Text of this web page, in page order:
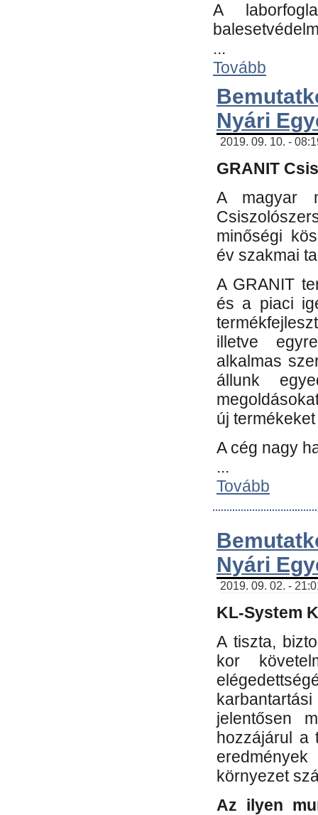
A
...
Tovább
Nyári
2019. 09. 10. -
GRANIT
A magyar
minőségi
év szakmai
A GRANIT
és a piaci
illetve
alkalmas
állunk
új
A cég nagy
...
Tovább
Nyári
2019. 09. 02. -
KL-System
A tiszta,
kor
jelentősen
hozzájárul a
környezet
Az ilyen